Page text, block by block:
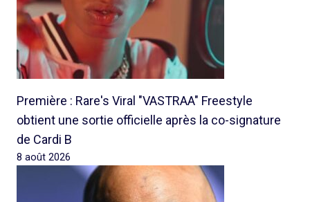
Première : Rare's Viral "VASTRAA" Freestyle
obtient une sortie officielle après la co-signature
de Cardi B
8 août 2026